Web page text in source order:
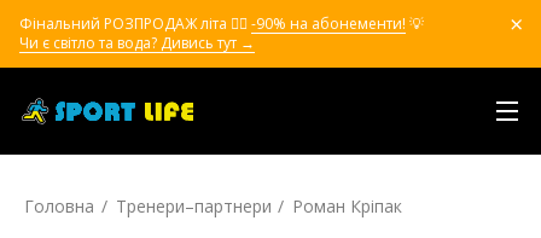
Фінальний РОЗПРОДАЖ літа ❤️‍🔥 -90% на абонементи! 💡
Чи є світло та вода? Дивись тут →
Головна Тренери–партнери Роман Кріпак